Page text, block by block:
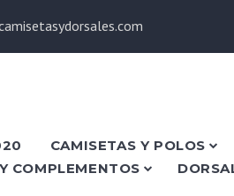
CAMISETAS Y POLOS
COMPLEMENTOS